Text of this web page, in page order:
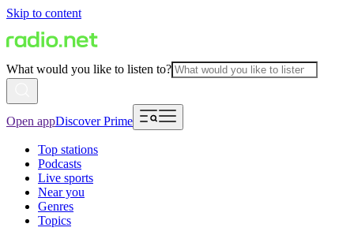
Skip to content
What would you like to listen to?
Open appDiscover Prime
Top stations
Podcasts
Live sports
Near you
Genres
Topics